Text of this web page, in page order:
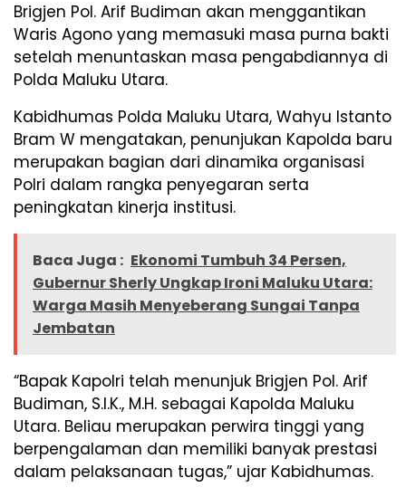
Brigjen Pol. Arif Budiman akan menggantikan
Waris Agono yang memasuki masa purna bakti
setelah menuntaskan masa pengabdiannya di
Polda Maluku Utara.
Kabidhumas Polda Maluku Utara, Wahyu Istanto
Bram W mengatakan, penunjukan Kapolda baru
merupakan bagian dari dinamika organisasi
Polri dalam rangka penyegaran serta
peningkatan kinerja institusi.
Baca Juga : Ekonomi Tumbuh 34 Persen,
Gubernur Sherly Ungkap Ironi Maluku Utara:
Warga Masih Menyeberang Sungai Tanpa
Jembatan
“Bapak Kapolri telah menunjuk Brigjen Pol. Arif
Budiman, S.I.K., M.H. sebagai Kapolda Maluku
Utara. Beliau merupakan perwira tinggi yang
berpengalaman dan memiliki banyak prestasi
dalam pelaksanaan tugas,” ujar Kabidhumas.